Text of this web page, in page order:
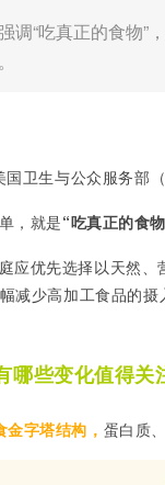
调“吃真正的食物
卫生与公众服务部
，就是“吃真正的食物
应优先选择以天然
减少高加工食品的
哪些变化值得关
字塔结构， 蛋白质